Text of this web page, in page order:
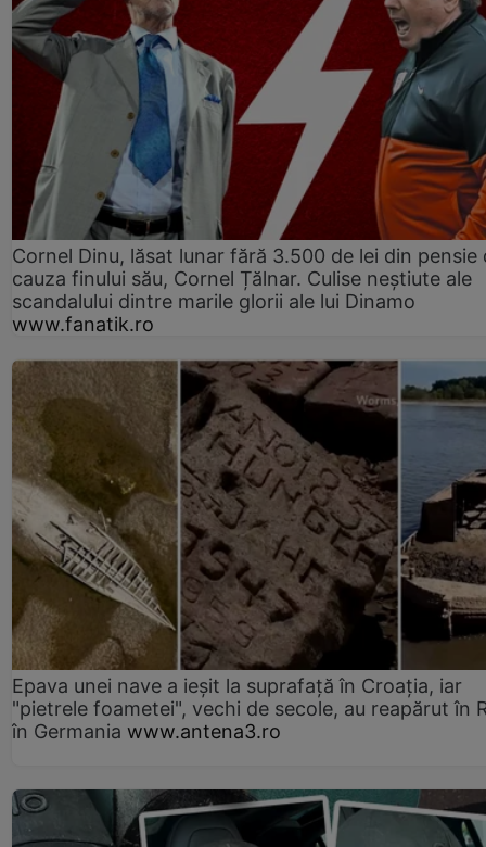
Cornel Dinu, lăsat lunar fără 3.500 de lei din pensie
cauza finului său, Cornel Țălnar. Culise neștiute ale
scandalului dintre marile glorii ale lui Dinamo
www.fanatik.ro
Epava unei nave a ieșit la suprafață în Croația, iar
"pietrele foametei", vechi de secole, au reapărut în
în Germania www.antena3.ro